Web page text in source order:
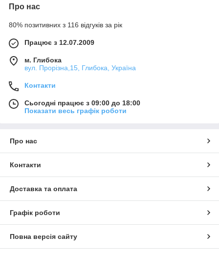
Про нас
80% позитивних з 116 відгуків за рік
Працює з 12.07.2009
м. Глибока
вул. Прорізна,15, Глибока, Україна
Контакти
Сьогодні працює з 09:00 до 18:00
Показати весь графік роботи
Про нас
Контакти
Доставка та оплата
Графік роботи
Повна версія сайту